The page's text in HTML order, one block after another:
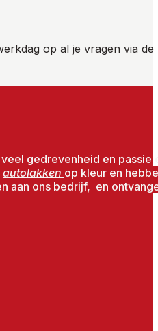
op al je vragen via de
gedrevenheid en
autolakken op kleur en
aan ons bedrijf, en